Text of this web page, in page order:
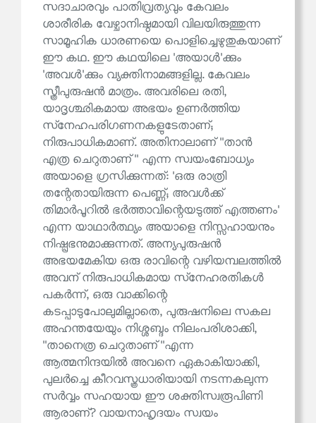
സദാചാരവും പാതിവ്രത്യവും കേവലം
ശാരീരിക വേഴ്ചാനിഷ്ഠമായി വിലയിരുത്തുന്ന
സാമൂഹിക ധാരണയെ പൊളിച്ചെഴുതുകയാണ്
ഈ കഥ. ഈ കഥയിലെ 'അയാൾ'ക്കും
'അവൾ'ക്കും വ്യക്തിനാമങ്ങളില്ല. കേവലം
സ്ത്രീപുരുഷൻ മാത്രം. അവരിലെ രതി,
യാദൃശ്ഛികമായ അഭയം ഉണർത്തിയ
സ്‌നേഹപരിഗണനകളുടേതാണ്;
നിരുപാധികമാണ്. അതിനാലാണ് ''താൻ
എത്ര ചെറുതാണ്'' എന്ന സ്വയംബോധ്യം
അയാളെ ഗ്രസിക്കുന്നത്: 'ഒരു രാത്രി
തന്റേതായിരുന്ന പെണ്ണ്; അവൾക്ക്
തിമാർപൂറിൽ ഭർത്താവിന്റെയടുത്ത് എത്തണം'
എന്ന യാഥാർത്ഥ്യം അയാളെ നിസ്സഹായനും
നിഷ്പ്രഭനുമാക്കുന്നത്. അന്യപുരുഷൻ
അഭയമേകിയ ഒരു രാവിന്റെ വഴിയമ്പലത്തിൽ
അവന് നിരുപാധികമായ സ്‌നേഹരതികൾ
പകർന്ന്, ഒരു വാക്കിന്റെ
കടപ്പാടുപോലുമില്ലാതെ, പുരുഷനിലെ സകല
അഹന്തയേയും നിശ്ശബ്ദം നിലംപരിശാക്കി,
''താനെത്ര ചെറുതാണ്''എന്ന
ആത്മനിന്ദയിൽ അവനെ ഏകാകിയാക്കി,
പുലർച്ചെ കീറവസ്ത്രധാരിയായി നടന്നകലുന്ന
സർവ്വം സഹയായ ഈ ശക്തിസ്വരൂപിണി
ആരാണ്? വായനാഹൃദയം സ്വയം